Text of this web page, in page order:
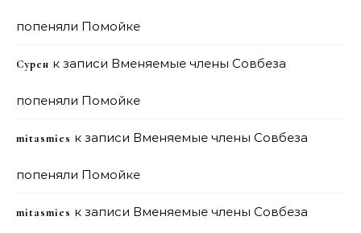
попеняли Помойке
Сурен к записи Вменяемые члены Совбеза
попеняли Помойке
mitasmies к записи Вменяемые члены Совбеза
попеняли Помойке
mitasmies к записи Вменяемые члены Совбеза